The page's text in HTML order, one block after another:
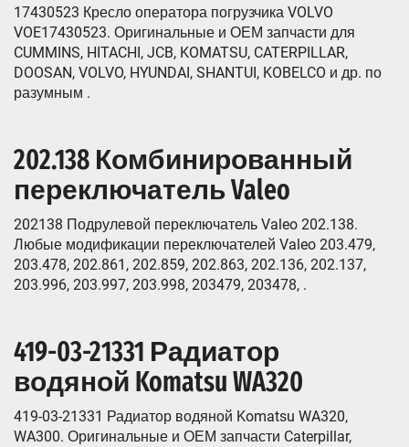
17430523 Кресло оператора погрузчика VOLVO
VOE17430523. Оригинальные и ОЕМ запчасти для
CUMMINS, HITACHI, JCB, KOMATSU, CATERPILLAR,
DOOSAN, VOLVO, HYUNDAI, SHANTUI, KOBELCO и др. по
разумным .
202.138 Комбинированный
переключатель Valeo
202138 Подрулевой переключатель Valeo 202.138.
Любые модификации переключателей Valeo 203.479,
203.478, 202.861, 202.859, 202.863, 202.136, 202.137,
203.996, 203.997, 203.998, 203479, 203478, .
419-03-21331 Радиатор
водяной Komatsu WA320
419-03-21331 Радиатор водяной Komatsu WA320,
WA300. Оригинальные и ОЕМ запчасти Caterpillar,